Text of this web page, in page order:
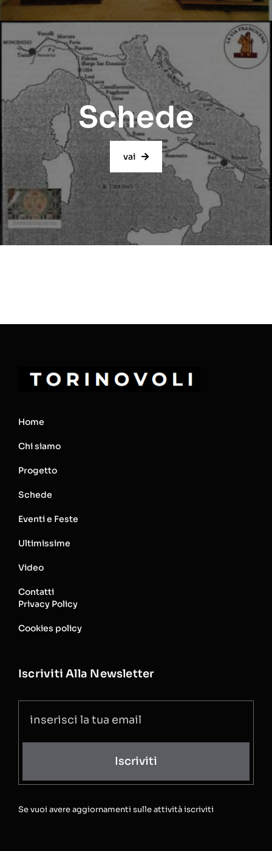
Schede
vai
Home
Chi siamo
Progetto
Schede
Eventi e Feste
Ultimissime
Video
Contatti
Privacy Policy
Cookies policy
Iscriviti Alla Newsletter
Iscriviti
Se vuoi avere aggiornamenti sulle attività iscriviti